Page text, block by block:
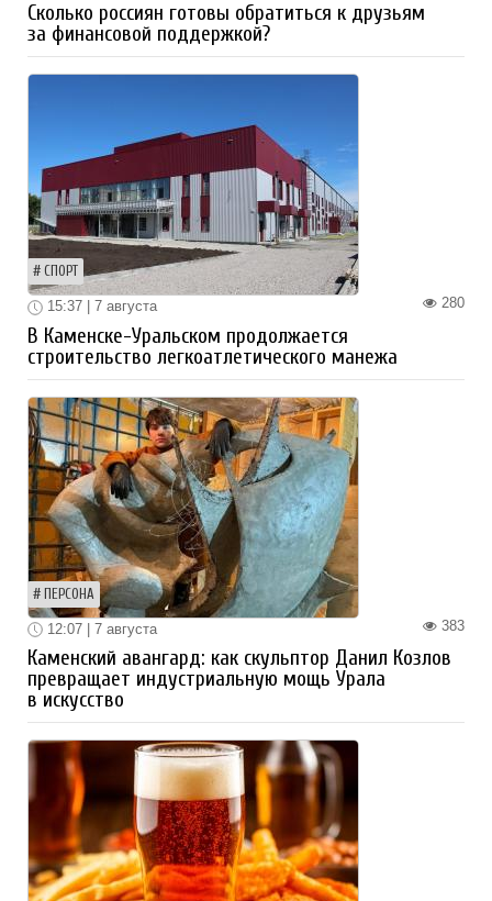
Сколько россиян готовы обратиться к друзьям
за финансовой поддержкой?
СПОРТ
280
15:37 | 7 августа
В Каменске-Уральском продолжается
строительство легкоатлетического манежа
ПЕРСОНА
383
12:07 | 7 августа
Каменский авангард: как скульптор Данил Козлов
превращает индустриальную мощь Урала
в искусство